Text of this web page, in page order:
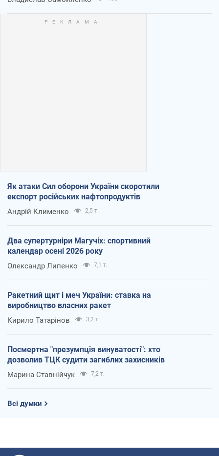
Як атаки Сил оборони України скоротили
експорт російських нафтопродуктів
Андрій Клименко 2,5 т.
Два супертурніри Магучіх: спортивний
календар осені 2026 року
Олександр Липенко 7,1 т.
Ракетний щит і меч України: ставка на
виробництво власних ракет
Кирило Татарінов 3,2 т.
Посмертна "презумпція винуватості": хто
дозволив ТЦК судити загиблих захисників
Марина Ставнійчук 7,2 т.
Всі думки